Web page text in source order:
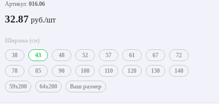
Артикул: 016.06
32.87 руб./шт
Ширина (см)
38 43 48 52 57 61 67 72
78 85 90 100 110 120 130 140
59x200 64x200 Ваш размер